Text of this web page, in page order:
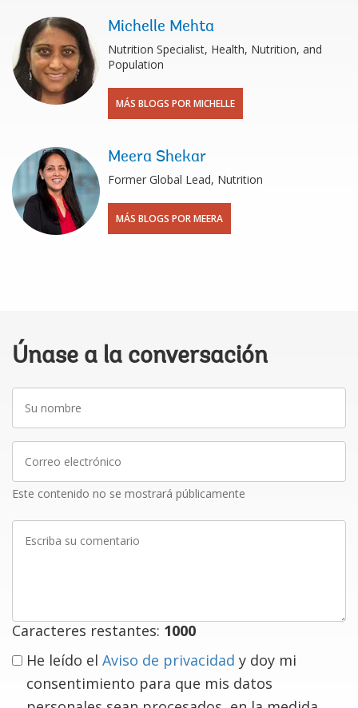
Michelle Mehta
Nutrition Specialist, Health, Nutrition, and
Population
MÁS BLOGS POR MICHELLE
Meera Shekar
Former Global Lead, Nutrition
MÁS BLOGS POR MEERA
Únase a la conversación
nombre
electrónico
Este contenido no se mostrará públicamente
Caracteres restantes: 1000
He leído el Aviso de privacidad y doy mi
consentimiento para que mis datos